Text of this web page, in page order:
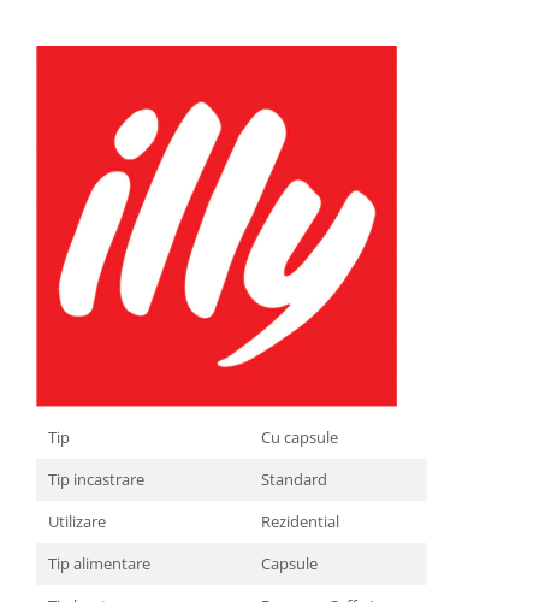
Tip
Cu capsule
Tip incastrare
Standard
Utilizare
Rezidential
Tip alimentare
Capsule